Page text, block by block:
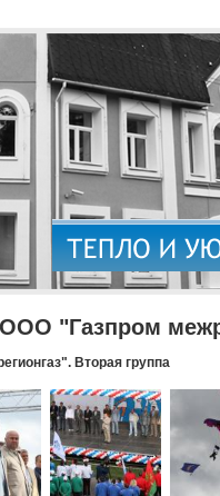
"Газпром
Вторая группа